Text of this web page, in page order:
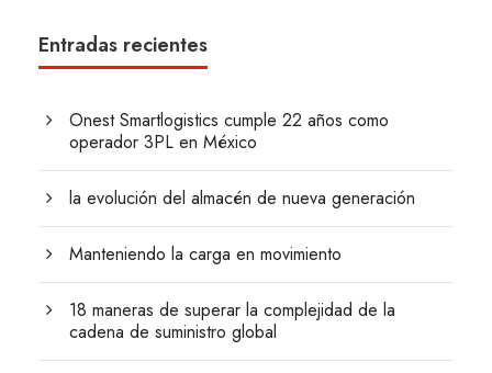
Entradas recientes
Onest Smartlogistics cumple 22 años como
operador 3PL en México
la evolución del almacén de nueva generación
Manteniendo la carga en movimiento
18 maneras de superar la complejidad de la
cadena de suministro global